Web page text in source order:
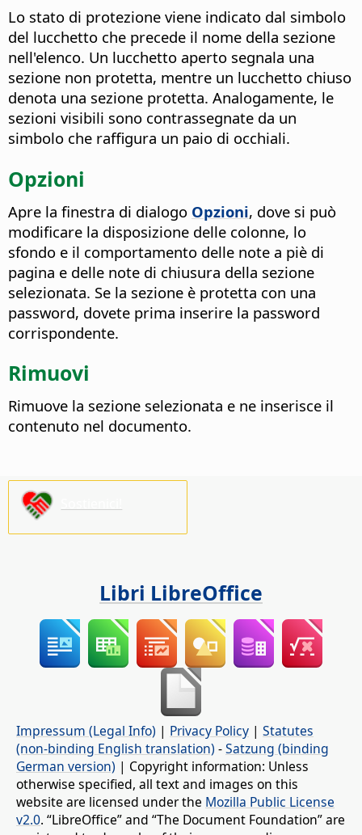
Lo stato di protezione viene indicato dal simbolo
del lucchetto che precede il nome della sezione
nell'elenco. Un lucchetto aperto segnala una
sezione non protetta, mentre un lucchetto chiuso
denota una sezione protetta. Analogamente, le
sezioni visibili sono contrassegnate da un
simbolo che raffigura un paio di occhiali.
Opzioni
Apre la finestra di dialogo Opzioni, dove si può
modificare la disposizione delle colonne, lo
sfondo e il comportamento delle note a piè di
pagina e delle note di chiusura della sezione
selezionata. Se la sezione è protetta con una
password, dovete prima inserire la password
corrispondente.
Rimuovi
Rimuove la sezione selezionata e ne inserisce il
contenuto nel documento.
Libri LibreOffice
Impressum (Legal Info) | Privacy Policy | Statutes
(non-binding English translation) -Satzung (binding
German version) | Copyright information: Unless
otherwise specified, all text and images on this
website are licensed under the Mozilla Public License
v2.0. “LibreOffice” and “The Document Foundation” are